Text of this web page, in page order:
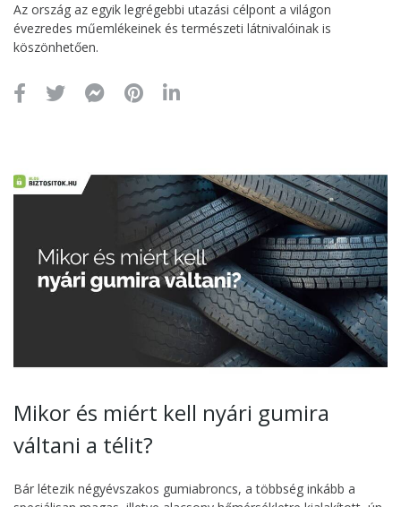
Az ország az egyik legrégebbi utazási célpont a világon
évezredes műemlékeinek és természeti látnivalóinak is
köszönhetően.
Mikor és miért kell nyári gumira
váltani a télit?
Bár létezik négyévszakos gumiabroncs, a többség inkább a